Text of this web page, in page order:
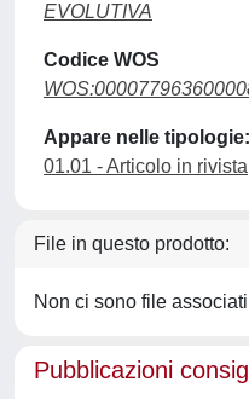
EVOLUTIVA
Codice WOS
Appare nelle tipologie:
01.01 - Articolo in rivista
File in questo prodotto:
Non ci sono file
Pubblicazioni